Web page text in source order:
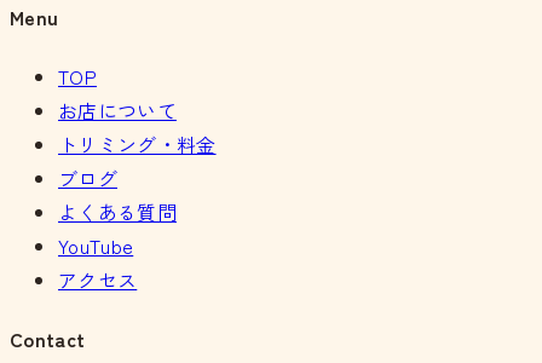
Menu
TOP
お店について
トリミング・料金
ブログ
よくある質問
YouTube
アクセス
Contact